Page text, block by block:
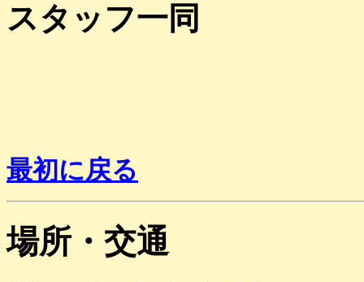
スタッフ一同
最初に戻る
場所・交通